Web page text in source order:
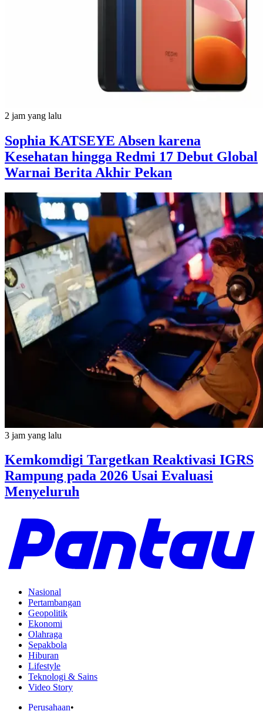
2 jam yang lalu
Sophia KATSEYE Absen karena
Kesehatan hingga Redmi 17 Debut Global
Warnai Berita Akhir Pekan
3 jam yang lalu
Kemkomdigi Targetkan Reaktivasi IGRS
Rampung pada 2026 Usai Evaluasi
Menyeluruh
Nasional
Pertambangan
Geopolitik
Ekonomi
Olahraga
Sepakbola
Hiburan
Lifestyle
Teknologi & Sains
Video Story
Perusahaan•